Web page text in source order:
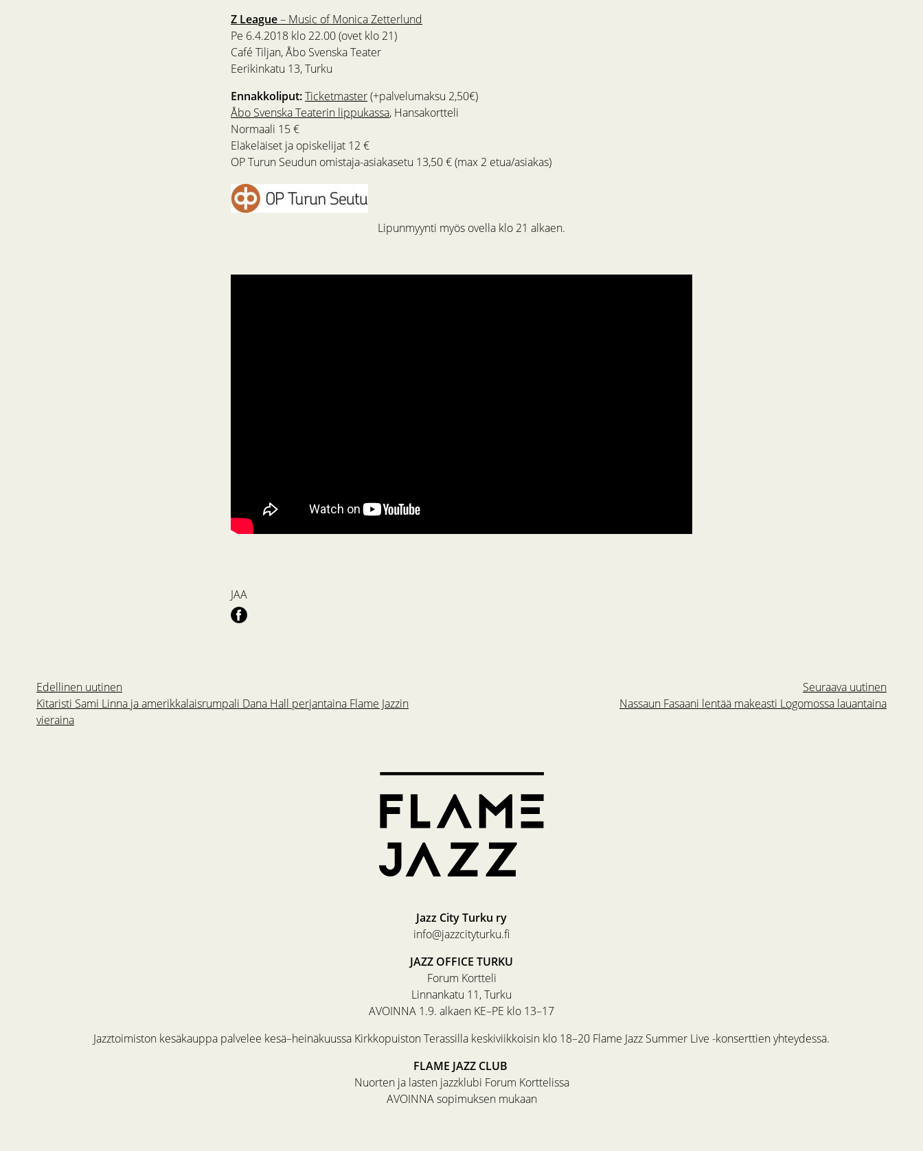
Z League– Music of Monica Zetterlund
Pe 6.4.2018 klo 22.00 (ovet klo 21)
Café Tiljan, Åbo Svenska Teater
Eerikinkatu 13, Turku
Ennakkoliput:Ticketmaster(+palvelumaksu 2,50€)
Åbo Svenska Teaterin lippukassa, Hansakortteli
Normaali 15 €
Eläkeläiset ja opiskelijat 12 €
OP Turun Seudun omistaja-asiakasetu 13,50 € (max 2 etua/asiakas)
Lipunmyynti myös ovella klo 21 alkaen.
JAA
Seuraava uutinen
Nassaun Fasaani lentää makeasti Logomossa lauantaina
Edellinen uutinen
Kitaristi Sami Linna ja amerikkalaisrumpali Dana Hall perjantaina Flame Jazzin
vieraina
Jazz City Turku ry
info@jazzcityturku.fi
JAZZ OFFICE TURKU
Forum Kortteli
Linnankatu 11, Turku
AVOINNA 1.9. alkaen KE–PE klo 13–17
Jazztoimiston kesäkauppa palvelee kesä–heinäkuussa Kirkkopuiston Terassilla keskiviikkoisin klo 18–20 Flame Jazz Summer Live -konserttien yhteydessä.
FLAME JAZZ CLUB
Nuorten ja lasten jazzklubi Forum Korttelissa
AVOINNA sopimuksen mukaan